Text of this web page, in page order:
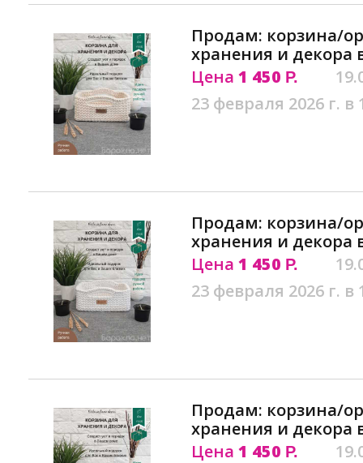
Продам: корзина/
хранения и декора
Цена 1 450 Р.
23 февраля 2026 г. в
Продам: корзина/
хранения и декора
Цена 1 450 Р.
23 февраля 2026 г. в
Продам: корзина/
хранения и декора
Цена 1 450 Р.